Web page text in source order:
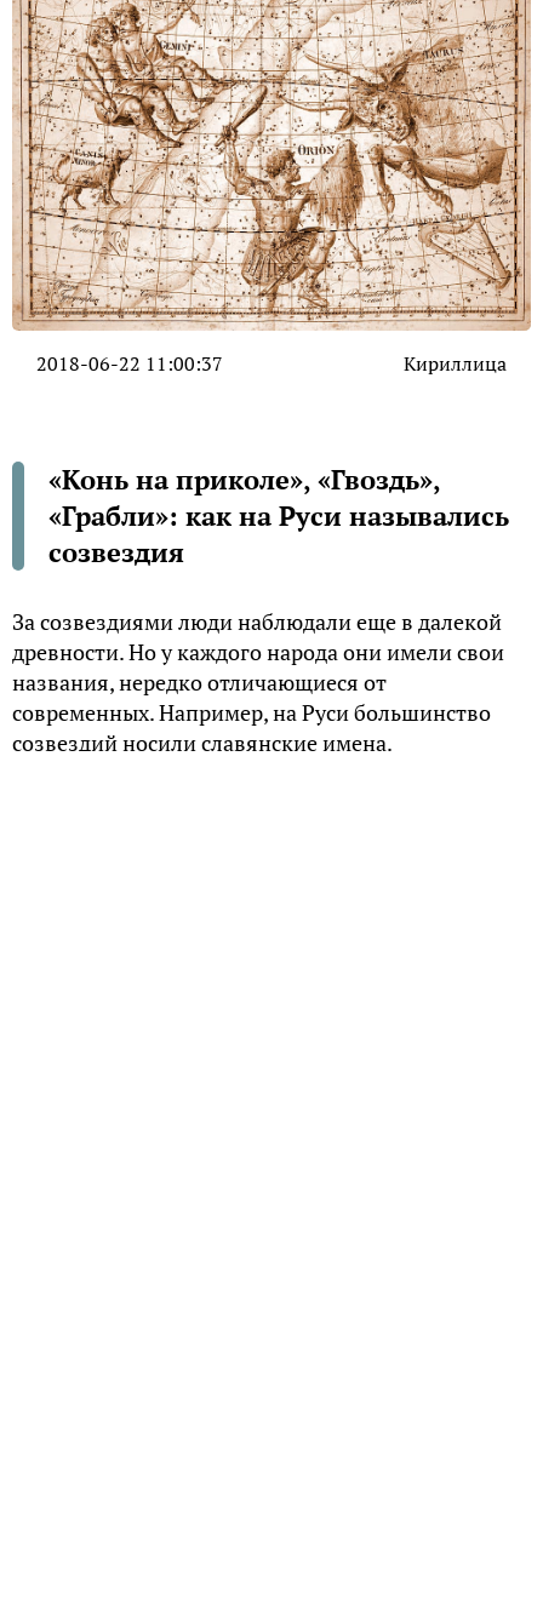
2018-06-22 11:00:37 Кириллица
«Конь на приколе», «Гвоздь»,
«Грабли»: как на Руси назывались
созвездия
За созвездиями люди наблюдали еще в далекой
древности. Но у каждого народа они имели свои
названия, нередко отличающиеся от
современных. Например, на Руси большинство
созвездий носили славянские имена.